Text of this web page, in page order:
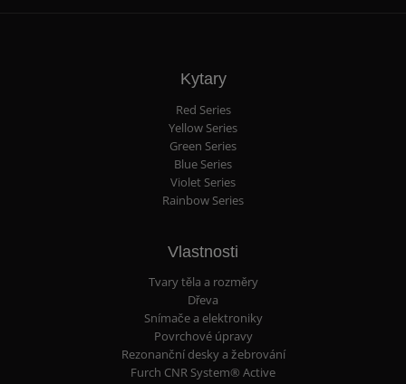
Kytary
Red Series
Yellow Series
Green Series
Blue Series
Violet Series
Rainbow Series
Vlastnosti
Tvary těla a rozměry
Dřeva
Snímače a elektroniky
Povrchové úpravy
Rezonanční desky a žebrování
Furch CNR System® Active